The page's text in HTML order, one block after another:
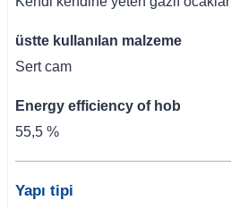
üstte kullanılan malzeme
Sert cam
Energy efficiency of hob
55,5 %
Yapı tipi